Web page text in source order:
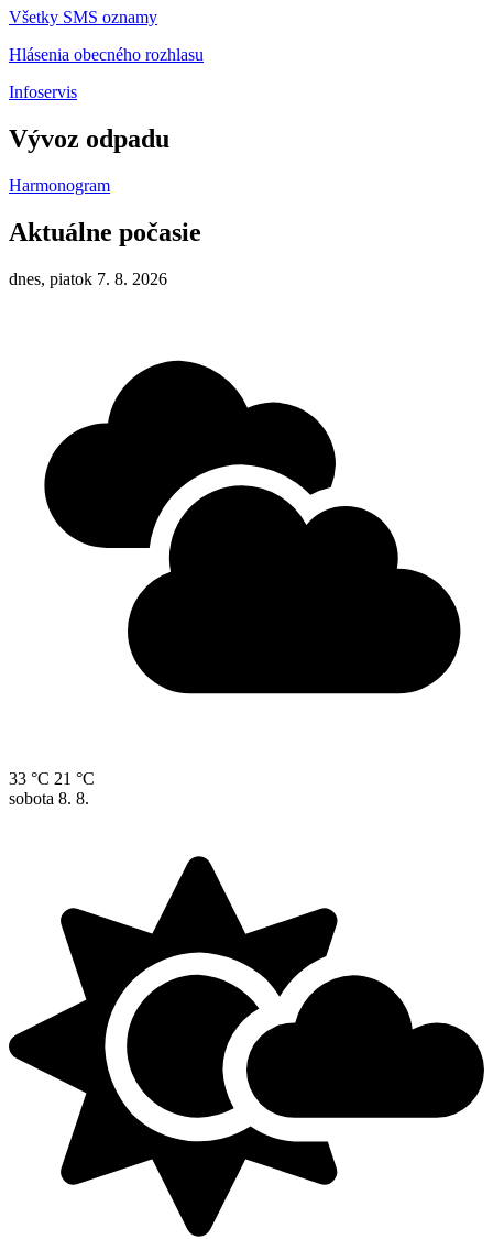
Všetky SMS oznamy
Hlásenia obecného rozhlasu
Infoservis
Vývoz odpadu
Harmonogram
Aktuálne počasie
dnes, piatok 7. 8. 2026
33 °C 21 °C
sobota 8. 8.